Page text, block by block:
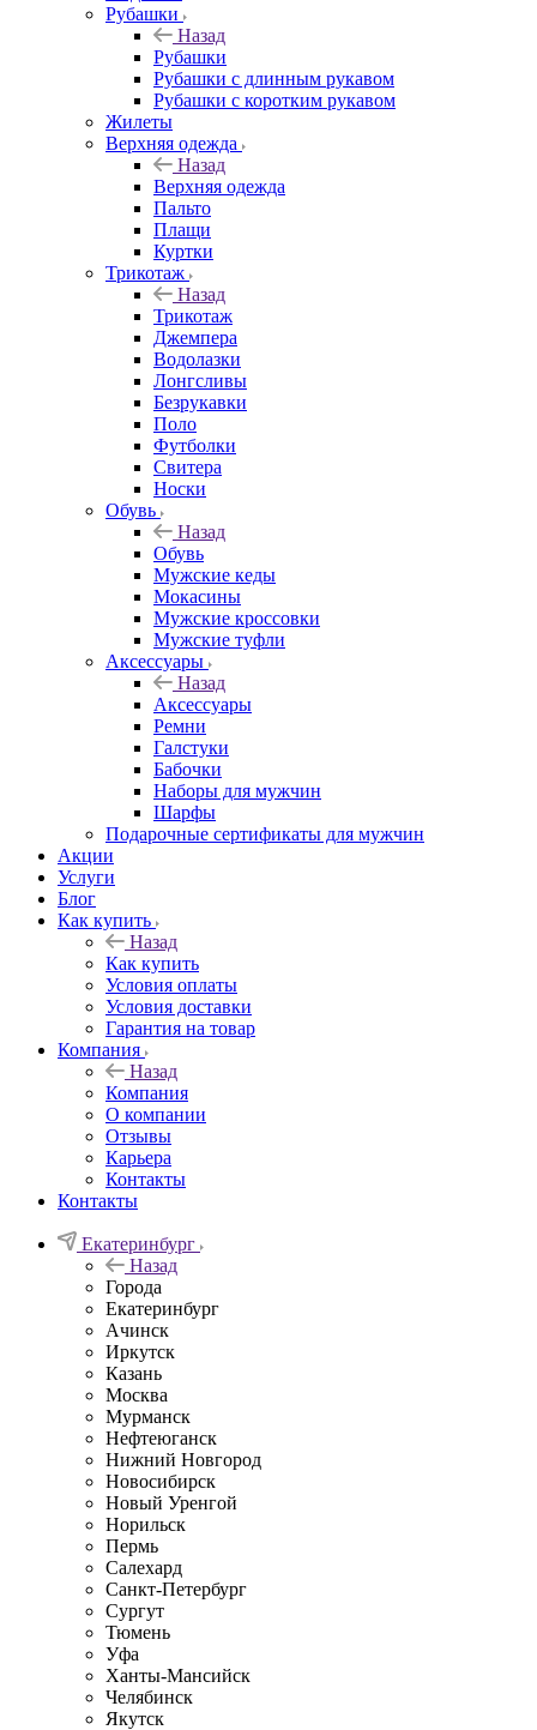
Рубашки
Назад
Рубашки
Рубашки с длинным рукавом
Рубашки с коротким рукавом
Жилеты
Верхняя одежда
Назад
Верхняя одежда
Пальто
Плащи
Куртки
Трикотаж
Назад
Трикотаж
Джемпера
Водолазки
Лонгсливы
Безрукавки
Поло
Футболки
Свитера
Носки
Обувь
Назад
Обувь
Мужские кеды
Мокасины
Мужские кроссовки
Мужские туфли
Аксессуары
Назад
Аксессуары
Ремни
Галстуки
Бабочки
Наборы для мужчин
Шарфы
Подарочные сертификаты для мужчин
Акции
Услуги
Блог
Как купить
Назад
Как купить
Условия оплаты
Условия доставки
Гарантия на товар
Компания
Назад
Компания
О компании
Отзывы
Карьера
Контакты
Контакты
Екатеринбург
Назад
Города
Екатеринбург
Ачинск
Иркутск
Казань
Москва
Мурманск
Нефтеюганск
Нижний Новгород
Новосибирск
Новый Уренгой
Норильск
Пермь
Салехард
Санкт-Петербург
Сургут
Тюмень
Уфа
Ханты-Мансийск
Челябинск
Якутск